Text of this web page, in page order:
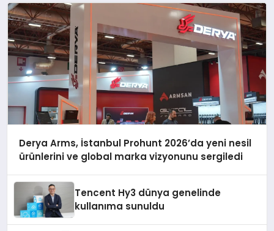
Derya Arms, İstanbul Prohunt 2026’da yeni nesil
ürünlerini ve global marka vizyonunu sergiledi
Tencent Hy3 dünya genelinde
kullanıma sunuldu